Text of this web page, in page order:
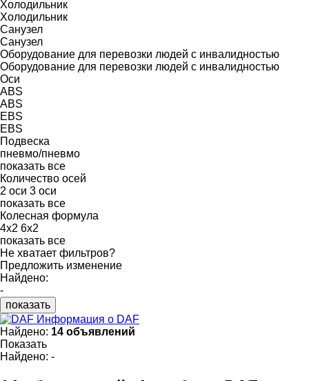
Холодильник
Холодильник
Санузел
Санузел
Оборудование для перевозки людей с инвалидностью
Оборудование для перевозки людей с инвалидностью
Оси
ABS
ABS
EBS
EBS
Подвеска
пневмо/пневмо
показать все
Количество осей
2 оси 3 оси
показать все
Колесная формула
4x2 6x2
показать все
Не хватает фильтров?
Предложить изменение
Найдено:
-
показать
Информация о DAF
Найдено: 14 объявлений
Показать
Найдено: -